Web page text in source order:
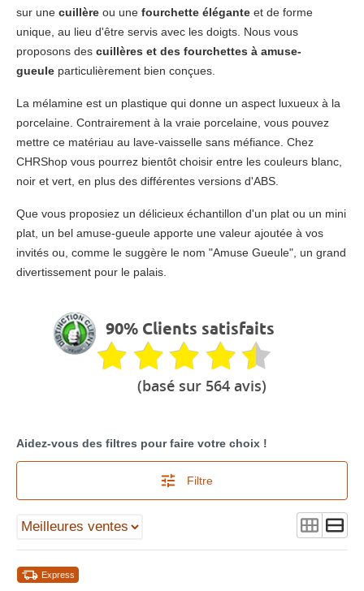
sur une cuillère ou une fourchette élégante et de forme
unique, au lieu d'être servis avec les doigts. Nous vous
proposons des cuillères et des fourchettes à amuse-
gueule particulièrement bien conçues.
La mélamine est un plastique qui donne un aspect luxueux à la
porcelaine. Contrairement à la vraie porcelaine, vous pouvez
mettre ce matériau au lave-vaisselle sans méfiance. Chez
CHRShop vous pourrez bientôt choisir entre les couleurs blanc,
noir et vert, en plus des différentes versions d'ABS.
Que vous proposiez un délicieux échantillon d'un plat ou un mini
plat, un bel amuse-gueule apporte une valeur ajoutée à vos
invités ou, comme le suggère le nom "Amuse Gueule", un grand
divertissement pour le palais.
90% Clients satisfaits
(basé sur 564 avis)
Aidez-vous des filtres pour faire votre choix !
Filtre
Express